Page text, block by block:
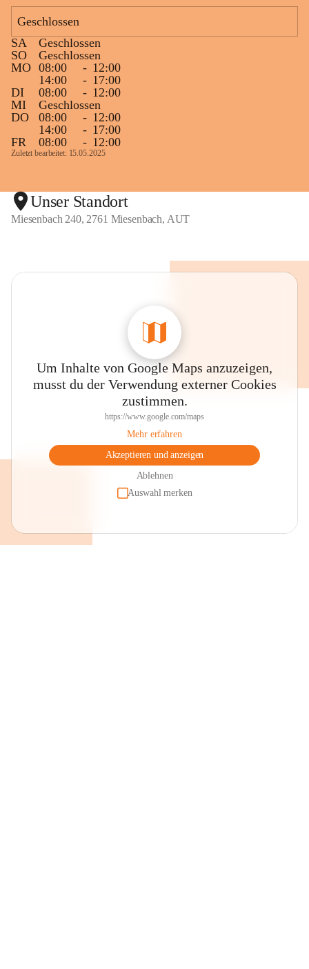
Geschlossen
SA
Geschlossen
SO
Geschlossen
MO 08:00 - 12:00
14:00
- 17:00
DI
08:00 - 12:00
MI
Geschlossen
DO
08:00 - 12:00
14:00
- 17:00
FR
08:00 - 12:00
Zuletzt bearbeitet: 15.05.2025
Unser Standort
Miesenbach 240, 2761 Miesenbach, AUT
Um Inhalte von Google Maps anzuzeigen,
musst du der Verwendung externer Cookies
zustimmen.
https://www.google.com/maps
Mehr erfahren
Akzeptieren und anzeigen
Ablehnen
Auswahl merken